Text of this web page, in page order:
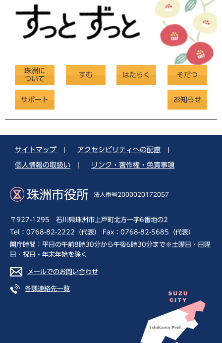
珠洲に
ついて
すむ はたらく そだつ
サポート お知らせ
サイトマップ アクセシビリティへの配慮
個人情報の取扱い リンク・著作権・免責事項
珠洲市役所 法人番号2000020172057
〒927-1295 石川県珠洲市上戸町北方一字6番地の2
Tel：0768-82-2222（代表） Fax：0768-82-5685（代表）
開庁時間：平日の午前8時30分から午後6時30分まで※土曜日・日曜
日・祝日・年末年始を除く
メールでのお問い合わせ
各課連絡先一覧